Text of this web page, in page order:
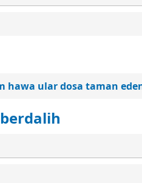
hawa ular dosa taman